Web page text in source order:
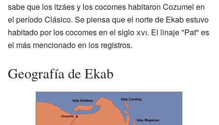
sabe que los itzáes y los cocomes habitaron Cozumel en
el período Clásico. Se piensa que el norte de Ekab estuvo
habitado por los cocomes en el sigloxvi. El linaje "Pat" es
el más mencionado en los registros.
Geografía de Ekab